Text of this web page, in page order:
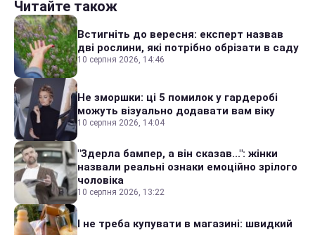
Читайте також
Встигніть до вересня: експерт назвав
дві рослини, які потрібно обрізати в саду
10 серпня 2026, 14:46
Не зморшки: ці 5 помилок у гардеробі
можуть візуально додавати вам віку
10 серпня 2026, 14:04
"Здерла бампер, а він сказав...": жінки
назвали реальні ознаки емоційно зрілого
чоловіка
10 серпня 2026, 13:22
І не треба купувати в магазині: швидкий